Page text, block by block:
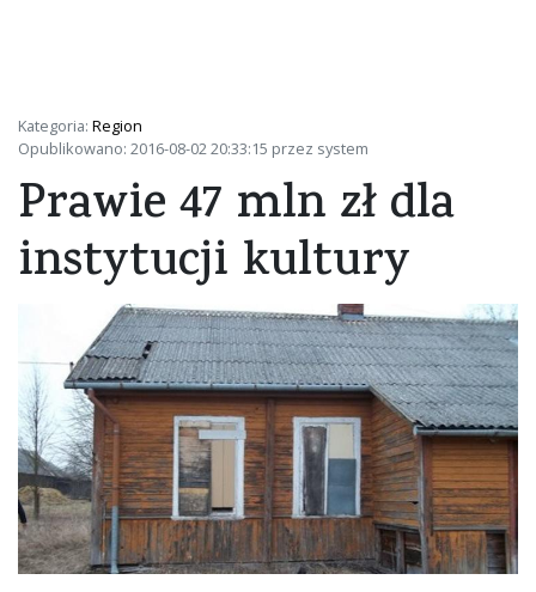
Kategoria: Region
Opublikowano: 2016-08-02 20:33:15 przez system
Prawie 47 mln zł dla
instytucji kultury